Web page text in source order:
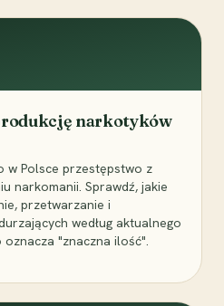
narkotyków
w Polsce przestępstwo z
narkomanii. Sprawdź, jakie
przetwarzanie i
według aktualnego
"znaczna ilość".